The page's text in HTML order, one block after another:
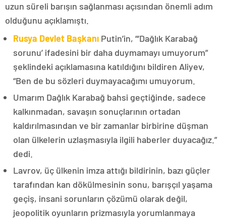
uzun süreli barışın sağlanması açısından önemli adım
olduğunu açıklamıştı.
Rusya Devlet Başkanı Putin’in, “‘Dağlık Karabağ
sorunu’ ifadesini bir daha duymamayı umuyorum”
şeklindeki açıklamasına katıldığını bildiren Aliyev,
“Ben de bu sözleri duymayacağımı umuyorum.
Umarım Dağlık Karabağ bahsi geçtiğinde, sadece
kalkınmadan, savaşın sonuçlarının ortadan
kaldırılmasından ve bir zamanlar birbirine düşman
olan ülkelerin uzlaşmasıyla ilgili haberler duyacağız.”
dedi.
Lavrov, üç ülkenin imza attığı bildirinin, bazı güçler
tarafından kan dökülmesinin sonu, barışçıl yaşama
geçiş, insani sorunların çözümü olarak değil,
jeopolitik oyunların prizmasıyla yorumlanmaya